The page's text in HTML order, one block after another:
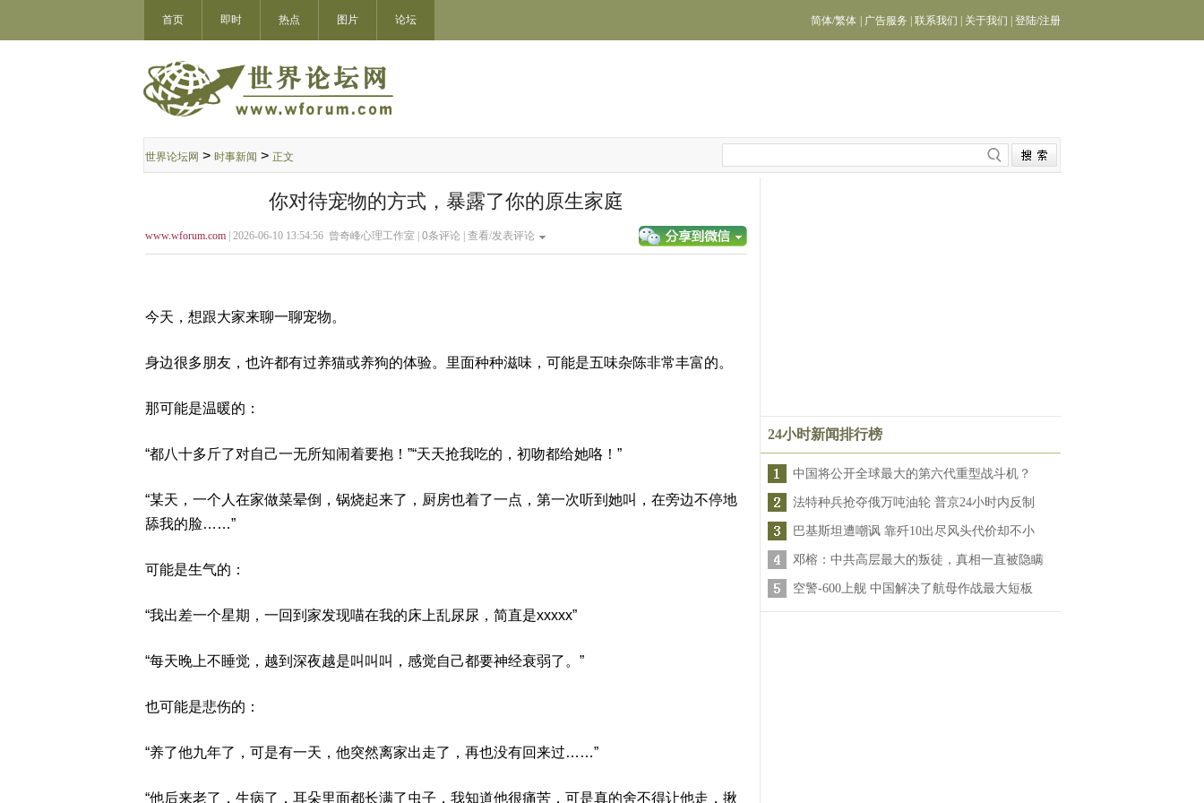
首页 即时 热点 图片 论坛 简体/繁体 广告服务 联系我们 关于我们 登陆/注册
世界论坛网 > 时事新闻 > 正文
你对待宠物的方式，暴露了你的原生家庭
www.wforum.com | 2026-06-10 13:54:56 曾奇峰心理工作室 | 0条评论 | 查看/发表评论
今天，想跟大家来聊一聊宠物。
身边很多朋友，也许都有过养猫或养狗的体验。里面种种滋味，可能是五味杂陈非常丰富的。
那可能是温暖的：
“都八十多斤了对自己一无所知闹着要抱！”“天天抢我吃的，初吻都给她咯！”
“某天，一个人在家做菜晕倒，锅烧起来了，厨房也着了一点，第一次听到她叫，在旁边不停地
舔我的脸……”
可能是生气的：
“我出差一个星期，一回到家发现喵在我的床上乱尿尿，简直是xxxxx”
“每天晚上不睡觉，越到深夜越是叫叫叫，感觉自己都要神经衰弱了。”
也可能是悲伤的：
“养了他九年了，可是有一天，他突然离家出走了，再也没有回来过……”
“他后来老了，生病了，耳朵里面都长满了虫子，我知道他很痛苦，可是真的舍不得让他走，揪
24小时新闻排行榜
中国将公开全球最大的第六代重型战斗机？
法特种兵抢夺俄万吨油轮 普京24小时内反制
巴基斯坦遭嘲讽 靠歼10出尽风头代价却不小
邓榕：中共高层最大的叛徒，真相一直被隐瞒
空警-600上舰 中国解决了航母作战最大短板